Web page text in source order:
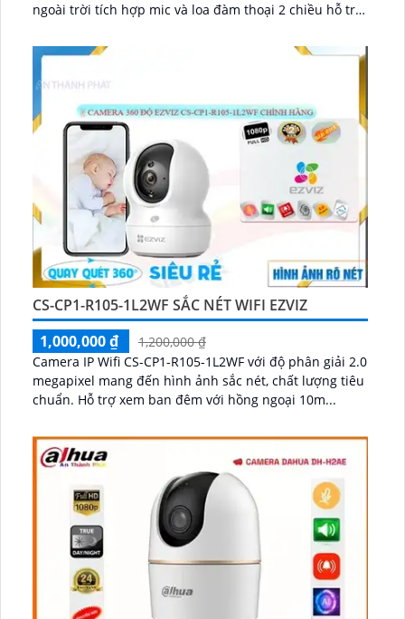
ngoài trời tích hợp mic và loa đàm thoại 2 chiều hỗ trợ
...
CS-CP1-R105-1L2WF SẮC NÉT WIFI EZVIZ
1,000,000 ₫
1,200,000 ₫
Camera IP Wifi CS-CP1-R105-1L2WF với độ phân giải 2.0
megapixel mang đến hình ảnh sắc nét, chất lượng tiêu
chuẩn. Hỗ trợ xem ban đêm với hồng ngoại 10m...